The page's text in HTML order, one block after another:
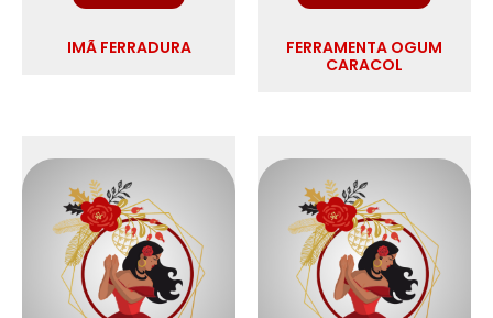
IMÃ FERRADURA
FERRAMENTA OGUM
CARACOL